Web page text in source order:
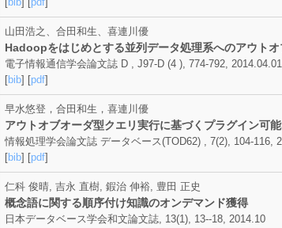
山田浩之、合田和生、喜連川優
Hadoopをはじめとする並列データ処理系へのアウト
電子情報通信学会論文誌 D , J97-D (4 ), 774-792, 2014.04.01
[bib] [pdf]
早水悠登，合田和生，喜連川優
アウトオブオーダ型クエリ実行に基づくプラグイン可
情報処理学会論文誌 データベース(TOD62) , 7(2), 104-116,
[bib] [pdf]
仁科 俊晴, 吉永 直樹, 鍜治 伸裕, 豊田 正史
概念語に関する順序付け知識のオンデマンド獲得
日本データベース学会和文論文誌, 13(1), 13--18, 2014.10